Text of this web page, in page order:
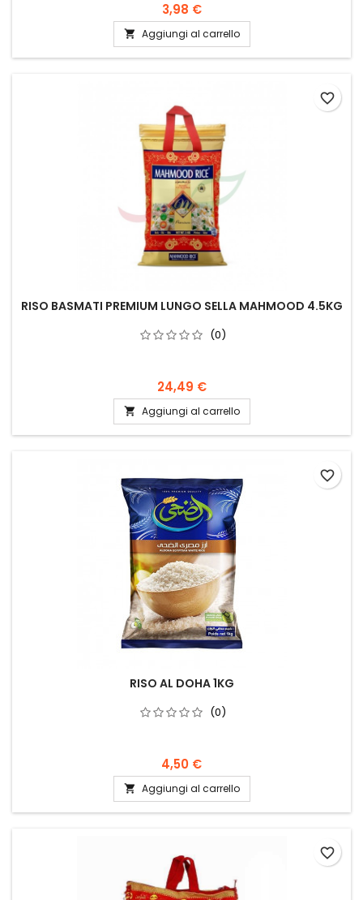
3,98 €
 Aggiungi al carrello
RISO BASMATI PREMIUM LUNGO SELLA MAHMOOD 4.5KG
(0)
24,49 €
 Aggiungi al carrello
favorite_border
RISO AL DOHA 1KG
(0)
4,50 €
 Aggiungi al carrello
favorite_border
favorite_border